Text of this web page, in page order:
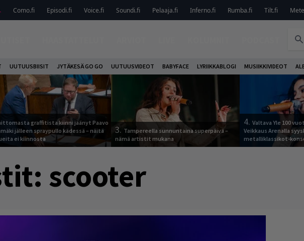
Como.fi Episodi.fi Voice.fi Soundi.fi Pelaaja.fi Inferno.fi Rumba.fi Tilt.fi
UUTUUSBIISIT JYTÄKESÄ GO GO UUTUUSVIDEOT BABYFACE LYRIIKKABLOGI MUSIIKKIVIDEOT
graffitista kiinni jäänyt Paavo
jälleen spraypullo kädessä – näitä
ei kiinnosta
3. Tampereella sunnuntaina superpäivä –
nämä artistit mukana
4. Valtava Yle 100
Veikkaus Arenalla
metalliklassikot-
scooter